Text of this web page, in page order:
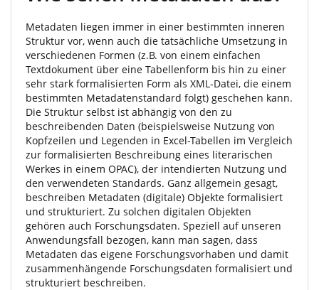
Metadaten liegen immer in einer bestimmten inneren
Struktur vor, wenn auch die tatsächliche Umsetzung in
verschiedenen Formen (z.B. von einem einfachen
Textdokument über eine Tabellenform bis hin zu einer
sehr stark formalisierten Form als XML-Datei, die einem
bestimmten Metadatenstandard folgt) geschehen kann.
Die Struktur selbst ist abhängig von den zu
beschreibenden Daten (beispielsweise Nutzung von
Kopfzeilen und Legenden in Excel-Tabellen im Vergleich
zur formalisierten Beschreibung eines literarischen
Werkes in einem OPAC), der intendierten Nutzung und
den verwendeten Standards. Ganz allgemein gesagt,
beschreiben Metadaten (digitale) Objekte formalisiert
und strukturiert. Zu solchen digitalen Objekten
gehören auch Forschungsdaten. Speziell auf unseren
Anwendungsfall bezogen, kann man sagen, dass
Metadaten das eigene Forschungsvorhaben und damit
zusammenhängende Forschungsdaten formalisiert und
strukturiert beschreiben.